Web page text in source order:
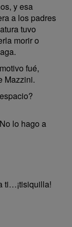
y esa
a los padres
tuvo
morir o
fué,
Mazzini.
lo hago a
ti…¡tisiquilla!